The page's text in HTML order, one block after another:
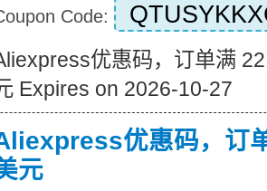
Code:
优惠码，订单满
Expires on 2026-10-27
优惠码，订
元